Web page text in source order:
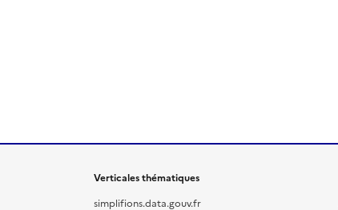
Verticales thématiques
simplifions.data.gouv.fr